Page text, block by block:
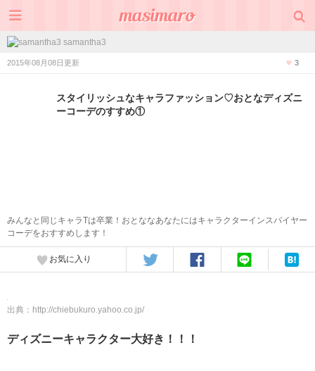
samantha3
2015年08月08日更新 3
スタイリッシュなキャラファッション♡おとなディズニ
ーコーデのすすめ①
みんなと同じキャラTは卒業！おとななあなたにはキャラクターインスパイヤー
コーデをおすすめします！
お気に入り
出典： http://chiebukuro.yahoo.co.jp/
ディズニーキャラクター大好き！！！